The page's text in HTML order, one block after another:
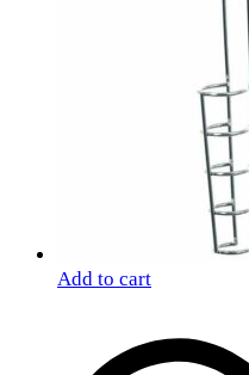
Add to cart